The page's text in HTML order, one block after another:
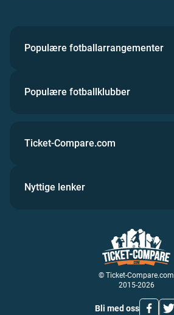
Populære fotballarrangementer
Populære fotballklubber
© Ticket-Compare.com
2015-2026
Bli med oss
Ticket-Compare.com
Nyttige lenker